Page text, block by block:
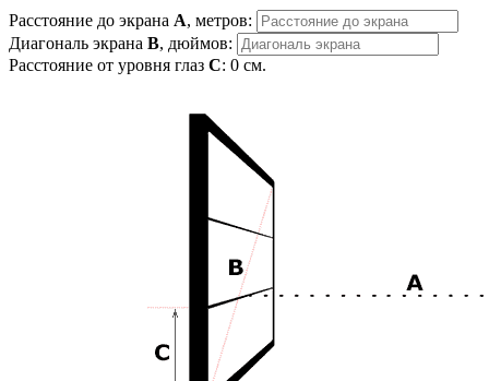
Расстояние до экрана A, метров:
Диагональ экрана B, дюймов:
Расстояние от уровня глаз C: 0 см.